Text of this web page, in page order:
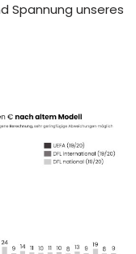
Spannung unseres